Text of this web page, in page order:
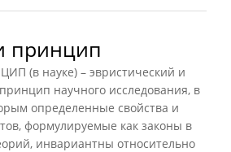
принцип
(в науке) – эвристический и
научного исследования, в
определенные свойства и
формулируемые как законы в
инвариантны относительно